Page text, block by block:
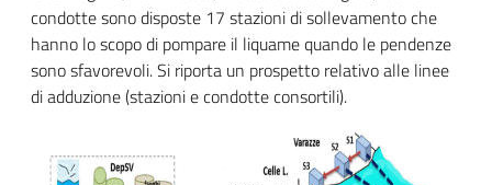
condotte sono disposte 17 stazioni di sollevamento che
hanno lo scopo di pompare il liquame quando le pendenze
sono sfavorevoli. Si riporta un prospetto relativo alle linee
di adduzione (stazioni e condotte consortili).